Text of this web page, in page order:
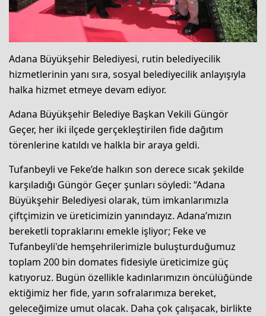
Adana Büyükşehir Belediyesi, rutin belediyecilik
hizmetlerinin yanı sıra, sosyal belediyecilik anlayışıyla
halka hizmet etmeye devam ediyor.
Adana Büyükşehir Belediye Başkan Vekili Güngör
Geçer, her iki ilçede gerçekleştirilen fide dağıtım
törenlerine katıldı ve halkla bir araya geldi.
Tufanbeyli ve Feke’de halkın son derece sıcak şekilde
karşıladığı Güngör Geçer şunları söyledi: “Adana
Büyükşehir Belediyesi olarak, tüm imkanlarımızla
çiftçimizin ve üreticimizin yanındayız. Adana’mızın
bereketli topraklarını emekle işliyor; Feke ve
Tufanbeyli'de hemşehrilerimizle buluşturduğumuz
toplam 200 bin domates fidesiyle üreticimize güç
katıyoruz. Bugün özellikle kadınlarımızın öncülüğünde
ektiğimiz her fide, yarın sofralarımıza bereket,
geleceğimize umut olacak. Daha çok çalışacak, birlikte